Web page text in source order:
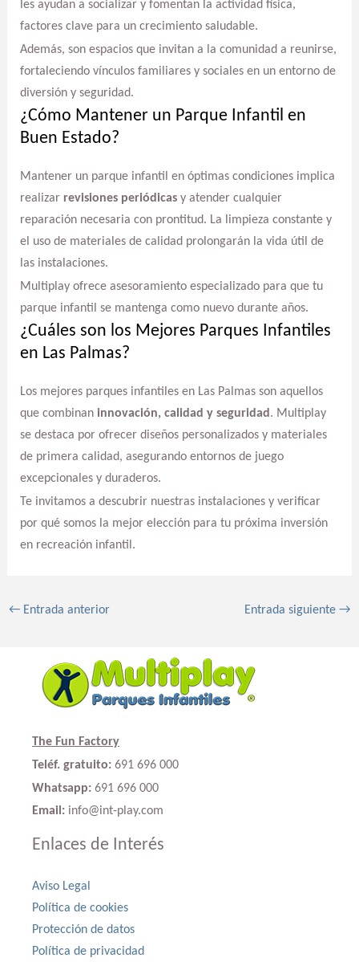
les ayudan a socializar y fomentan la actividad física,
factores clave para un crecimiento saludable.
Además, son espacios que invitan a la comunidad a reunirse,
fortaleciendo vínculos familiares y sociales en un entorno de
diversión y seguridad.
¿Cómo Mantener un Parque Infantil en
Buen Estado?
Mantener un parque infantil en óptimas condiciones implica
realizar revisiones periódicasy atender cualquier
reparación necesaria con prontitud. La limpieza constante y
el uso de materiales de calidad prolongarán la vida útil de
las instalaciones.
Multiplay ofrece asesoramiento especializado para que tu
parque infantil se mantenga como nuevo durante años.
¿Cuáles son los Mejores Parques Infantiles
en Las Palmas?
Los mejores parques infantiles en Las Palmas son aquellos
que combinan innovación, calidad y seguridad. Multiplay
se destaca por ofrecer diseños personalizados y materiales
de primera calidad, asegurando entornos de juego
excepcionales y duraderos.
Te invitamos a descubrir nuestras instalaciones y verificar
por qué somos la mejor elección para tu próxima inversión
en recreación infantil.
←Entrada anterior Entrada siguiente→
The Fun Factory
Teléf. gratuito: 691 696 000
Whatsapp: 691 696 000
Email: info@int-play.com
Enlaces de Interés
Aviso Legal
Política de cookies
Protección de datos
Política de privacidad